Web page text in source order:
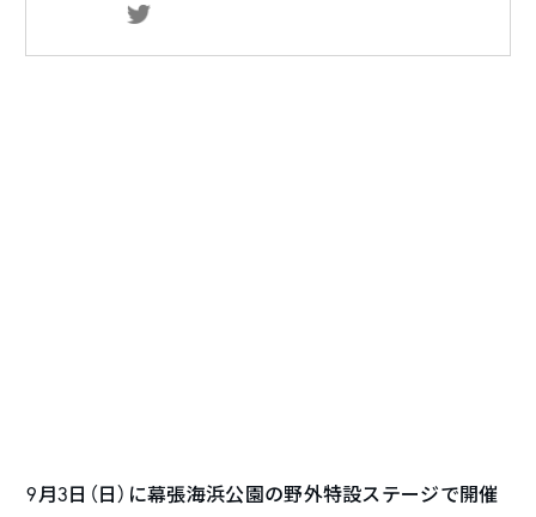
9月3日（日）に幕張海浜公園の野外特設ステージで開催